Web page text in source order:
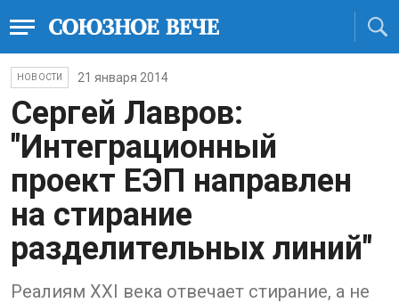
НОВОСТИ 21 января 2014
Сергей Лавров:
"Интеграционный
проект ЕЭП направлен
на стирание
разделительных линий"
Реалиям XXI века отвечает стирание, а не